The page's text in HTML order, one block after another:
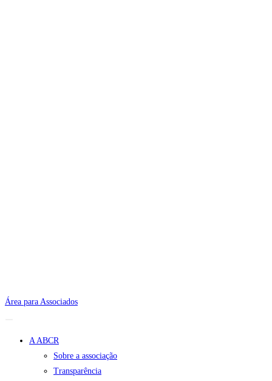
Área para Associados
A ABCR
Sobre a associação
Transparência